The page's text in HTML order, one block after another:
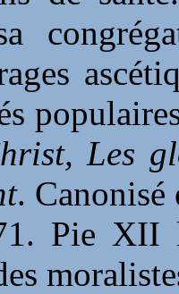
Les
.
Pie XII